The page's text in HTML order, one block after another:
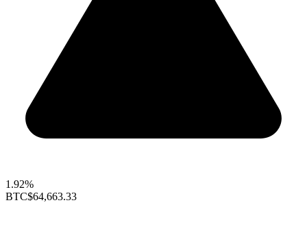
1.92%
BTC$64,663.33